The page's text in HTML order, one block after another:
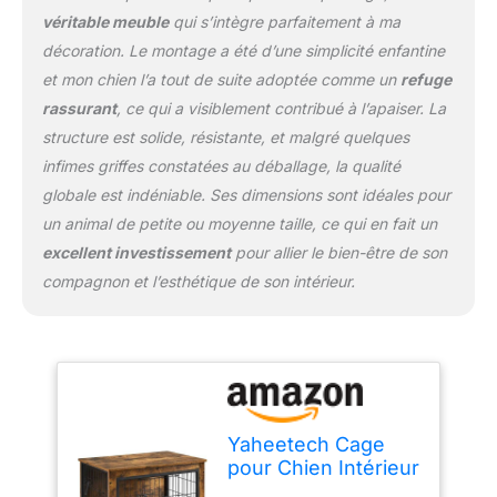
loquets. Les barreaux
sont soigneusement
espacés pour garder
votre chien sur place
Cage, aussi table
d'appoint: Bien associée
le style et la
fonctionnalité, cette cage
pour chien intérieur offre
un endroit douillet pour
le repos. Son aspect
industriel en font
également une table
offrent une sécurité
supplémentaire tant pour
l'animal que pour son
propriétaire. Réglez les
véritable meublequi s’intègre parfaitement à ma
décoration. Le montage a été d’une simplicité enfantine
et mon chien l’a tout de suite adoptée comme un refuge
rassurant, ce qui a visiblement contribué à l’apaiser. La
structure est solide, résistante, et malgré quelques
infimes griffes constatées au déballage, la qualité
globale est indéniable. Ses dimensions sont idéales pour
un animal de petite ou moyenne taille, ce qui en fait un
excellent investissementpour allier le bien-être de son
compagnon et l’esthétique de son intérieur.
Yaheetech Cage
pour Chien Intérieur